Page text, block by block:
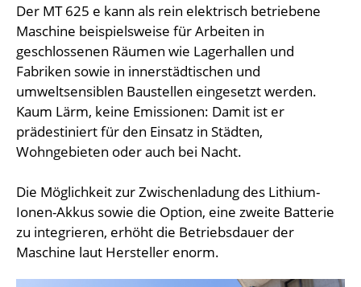
Der MT 625 e kann als rein elektrisch betriebene
Maschine beispielsweise für Arbeiten in
geschlossenen Räumen wie Lagerhallen und
Fabriken sowie in innerstädtischen und
umweltsensiblen Baustellen eingesetzt werden.
Kaum Lärm, keine Emissionen: Damit ist er
prädestiniert für den Einsatz in Städten,
Wohngebieten oder auch bei Nacht.
Die Möglichkeit zur Zwischenladung des Lithium-
Ionen-Akkus sowie die Option, eine zweite Batterie
zu integrieren, erhöht die Betriebsdauer der
Maschine laut Hersteller enorm.